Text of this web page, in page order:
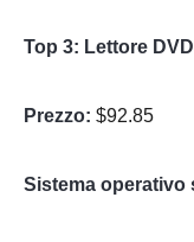
Top 3: Lettore
Prezzo: $92.85
Sistema operativo